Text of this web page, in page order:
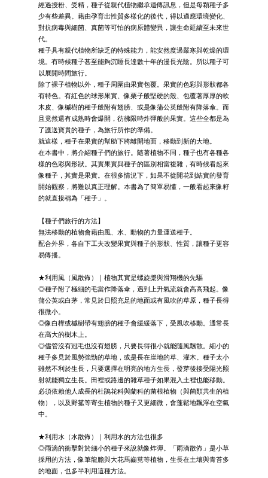
經過授粉、受精，種子從親代植物繼承遺傳訊息，但是每顆種子多
少有些差異。藉由孕育出性質多樣化的後代，得以適應環境變化、
對抗病毒與細菌、真菌等可怕的病原體變異，讓生命延續至未來世
代。
種子具有親代植物所缺乏的特殊能力，能安然度過嚴寒與乾燥的環
境。有時候種子甚至能夠沉睡長達數十年的漫長光陰。所以種子可
以展開時間旅行。
除了裸子植物以外，種子周圍由果實包覆。果實的色彩與形狀都各
有特色。有紅色的球形果實、像栗子般堅硬的殼、包覆著厚厚的軟
木皮、像槭樹的種子般附有翅膀、或是像蒲公英般附有降落傘。而
且竟然還有成熟時會爆開，彷彿限時炸彈般的果實。這些全都是為
了護送寶貴的種子，為旅行所作的準備。
就這樣，種子在果實的幫助下將離開地面，移動到新的大地。
在本書中，將介紹種子們的旅行。隨著植物不同，種子也有各種各
樣的色彩與形狀。其實果實與種子的區別相當複雜，有時候看起來
像種子，其實是果實。在很多情況下，如果不從開花到結實的發育
開始觀察，將難以真正理解。本書為了簡單易懂，一般看起來像籽
的就直接稱為「種子」。
【種子們旅行的方法】
無法移動的植物會藉由風、水、動物的力量運送種子。
配合外界，各自下工夫改變果實與種子的形狀、性質，讓種子更容
易傳播。
★利用風（風散佈）｜植物其實是螺旋槳與滑翔機的先驅
◎種子附了極細的毛當作降落傘，遇到上升氣流就會高高飛起。像
蒲公英或白茅，常見於日照充足的地面或有風吹的草原，種子長得
很微小。
◎像白樺或槭樹帶有翅膀的種子會緩緩落下，受風吹移動。通常長
在高大的樹木上。
◎儘管沒有冠毛也沒有翅膀，只要長得很小就能隨風飄散。細小的
種子多見於風勢強勁的草地，或是長在崖地的草、灌木。種子太小
雖然不利於生長，只要選擇在明亮的地方生長，發芽後接受陽光照
射就能獨立生長。田裡或路邊的雜草種子如果混入土裡也能移動。
必須依賴他人成長的杜鵑花科與蘭科的菌根植物（與菌類共生的植
物），以及野菰等寄生植物的種子又更細微，會蓬鬆地飄浮在空氣
中。
★利用水（水散佈）｜利用水的方法也很多
◎雨滴的衝擊對於細小的種子來說就像炸彈。「雨滴散佈」是小草
採用的方法，像筆龍膽與大花馬齒莧等植物，生長在土壤與青苔多
的地面，也多半利用這種方法。